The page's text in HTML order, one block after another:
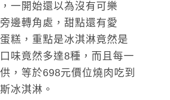
一開始還以為沒有可樂
邊轉角處，甜點還有愛
糕，重點是冰淇淋竟然是
味竟然多達8種，而且每一
，等於698元價位燒肉吃到
冰淇淋。